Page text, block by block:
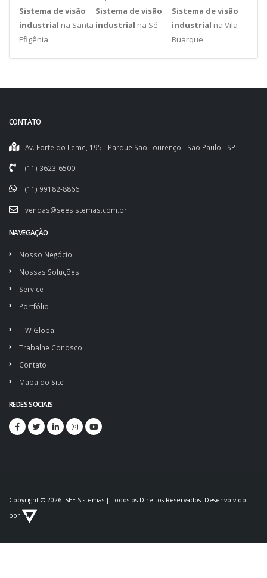
Sistema de visão
industrial na Santa
Efigênia
Sistema de visão
industrial na Sé
Sistema de visão
industrial na Vila
Buarque
CONTATO
Av. Forte do Leme, 195 - Parque São Lourenço - São Paulo - SP
(11) 3623-6500
(11) 99182-8866
vendas@seesistemas.com.br
NAVEGAÇÃO
Nosso Negócio
Nossas Soluções
Service
Portfólio
ITW Global
Trabalhe Conosco
Contato
Mapa do Site
REDES SOCIAIS
Copyright © 2026 SEE Sistemas | Todos os Direitos Reservados. Desenvolvido
por